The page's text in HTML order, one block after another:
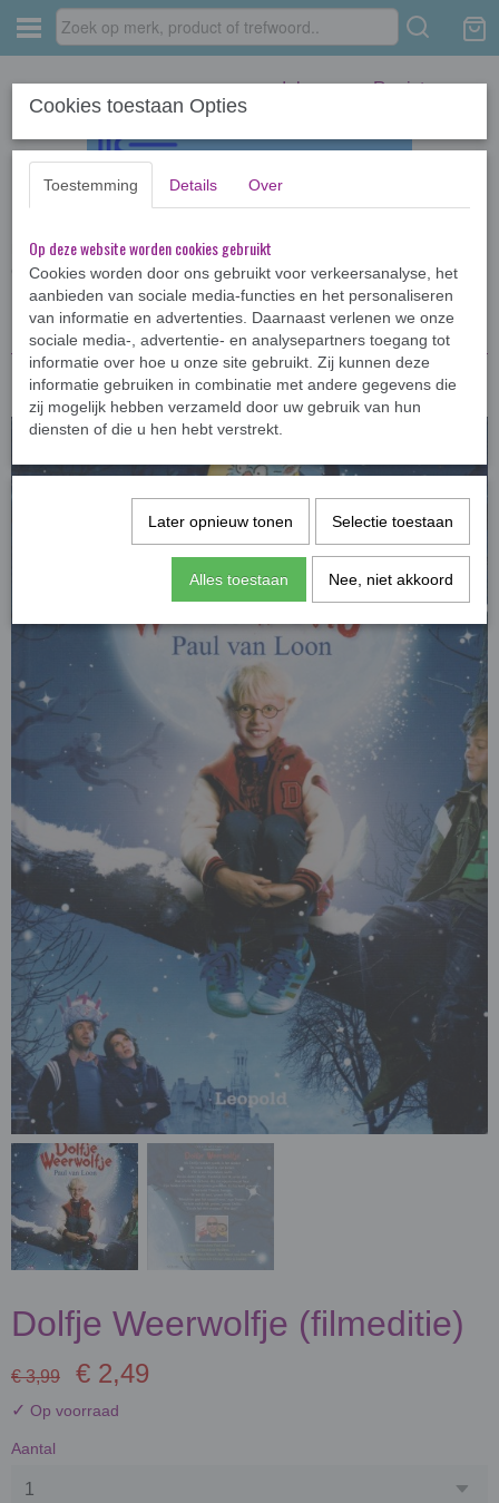
Inloggen Registreren
Home › Kinderboeken <12jr › Dolfje Weerwolfje
(filmeditie)
Dolfje Weerwolfje (filmeditie)
€ 3,99 € 2,49
✓ Op voorraad
Aantal
Cookies toestaan Opties
Toestemming Details Over
Op deze website worden cookies gebruikt
Cookies worden door ons gebruikt voor verkeersanalyse, het
aanbieden van sociale media-functies en het personaliseren
van informatie en advertenties. Daarnaast verlenen we onze
sociale media-, advertentie- en analysepartners toegang tot
informatie over hoe u onze site gebruikt. Zij kunnen deze
informatie gebruiken in combinatie met andere gegevens die
zij mogelijk hebben verzameld door uw gebruik van hun
diensten of die u hen hebt verstrekt.
Later opnieuw tonen Selectie toestaan
Alles toestaan Nee, niet akkoord